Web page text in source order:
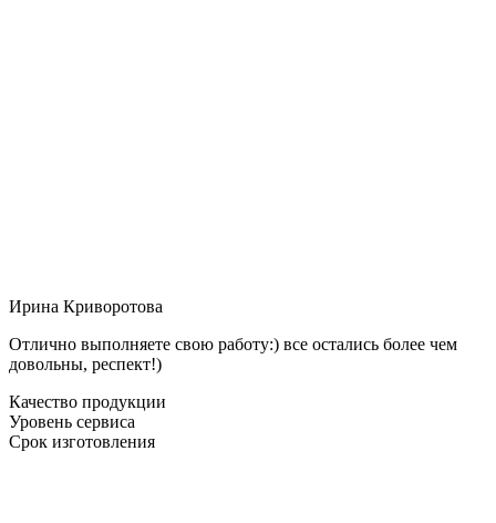
Ирина Криворотова
Отлично выполняете свою работу:) все остались более чем
довольны, респект!)
Качество продукции
Уровень сервиса
Срок изготовления